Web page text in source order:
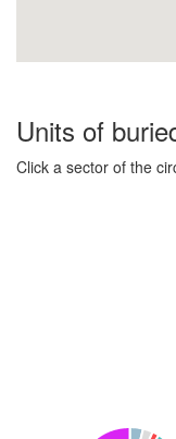
Units of
Click a sector of the